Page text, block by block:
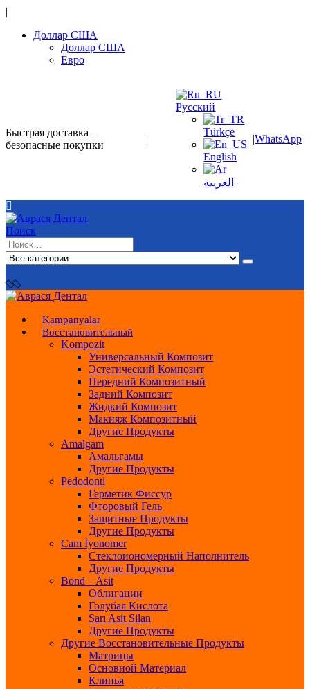
|
Доллар США
Доллар США
Евро
Быстрая доставка –
безопасные покупки
|
Русский
Türkçe
English
العربية
|WhatsApp
Поиск
Kampanyalar
Восстановительный
Kompozit
Универсальный Композит
Эстетический Композит
Передний Композитный
Задний Композит
Жидкий Композит
Макияж Композитный
Другие Продукты
Amalgam
Амальгамы
Другие Продукты
Pedodonti
Герметик Фиссур
Фторовый Гель
Защитные Продукты
Другие Продукты
Cam İyonomer
Стеклоиономерный Наполнитель
Другие Продукты
Bond – Asit
Облигации
Голубая Кислота
Sarı Asit Silan
Другие Продукты
Другие Восстановительные Продукты
Матрицы
Основной Материал
Клинья